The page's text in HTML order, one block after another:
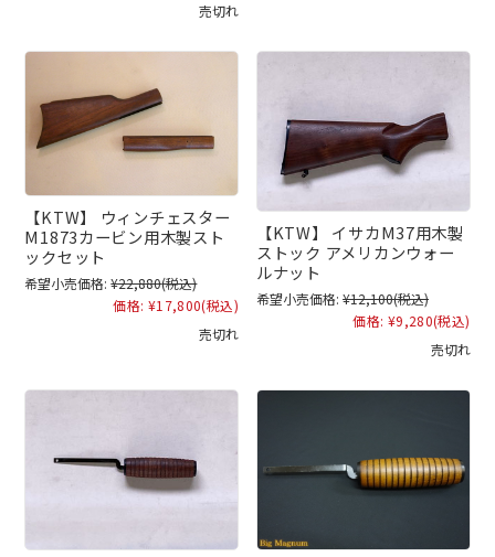
売切れ
【KTW】 ウィンチェスター
M1873カービン用木製スト
ックセット
希望小売価格: ¥22,880(税込)
価格: ¥17,800(税込)
売切れ
【KTW】 イサカM37用木製
ストック アメリカンウォー
ルナット
希望小売価格: ¥12,100(税込)
価格: ¥9,280(税込)
売切れ